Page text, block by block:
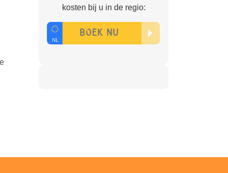
kosten bij u in de regio: